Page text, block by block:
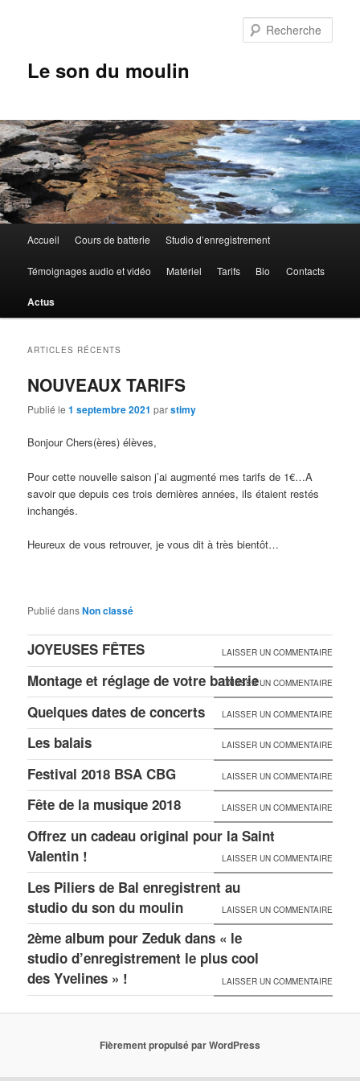
Le son du moulin
principal
Accueil Cours de batterie Studio d’enregistrement
Témoignages audio et vidéo Matériel Tarifs Bio Contacts
Actus
ARTICLES RÉCENTS
NOUVEAUX TARIFS
Publié le1 septembre 2021 parstimy
Bonjour Chers(ères) élèves,
Pour cette nouvelle saison j’ai augmenté mes tarifs de 1€…A
savoir que depuis ces trois dernières années, ils étaient restés
inchangés.
Heureux de vous retrouver, je vous dit à très bientôt…
Publié dansNon classé
JOYEUSES FÊTES LAISSER UN COMMENTAIRE
Montage et réglage de votre batterieLAISSER UN COMMENTAIRE
Quelques dates de concerts LAISSER UN COMMENTAIRE
Les balais LAISSER UN COMMENTAIRE
Festival 2018 BSA CBG LAISSER UN COMMENTAIRE
Fête de la musique 2018 LAISSER UN COMMENTAIRE
Offrez un cadeau original pour la Saint
Valentin !
LAISSER UN COMMENTAIRE
Les Piliers de Bal enregistrent au
studio du son du moulin
LAISSER UN COMMENTAIRE
2ème album pour Zeduk dans « le
studio d’enregistrement le plus cool
des Yvelines » !
LAISSER UN COMMENTAIRE
Fièrement propulsé par WordPress